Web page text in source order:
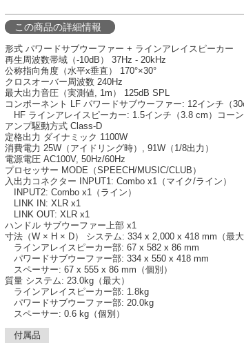
この商品の詳細情報
形式 パワードサブウーファー + ラインアレイスピーカー
再生周波数帯域（-10dB） 37Hz - 20kHz
公称指向角度（水平x垂直） 170°×30°
クロスオーバー周波数 240Hz
最大出力音圧（実測値, 1m） 125dB SPL
コンポーネント LF パワードサブウーファー: 12インチ（
HF ラインアレイスピーカー: 1.5インチ（3.8 cm）コー
アンプ駆動方式 Class-D
定格出力 ダイナミック 1100W
消費電力 25W（アイドリング時）, 91W（1/8出力）
電源電圧 AC100V, 50Hz/60Hz
プロセッサー MODE（SPEECH/MUSIC/CLUB）
入出力コネクター INPUT1: Combo x1（マイク/ライン）
INPUT2: Combo x1（ライン）
LINK IN: XLR x1
LINK OUT: XLR x1
ハンドル サブウーファー上部 x1
寸法（W × H × D） システム: 334 x 2,000 x 418 mm（最大
ラインアレイスピーカー部: 67 x 582 x 86 mm
パワードサブウーファー部: 334 x 550 x 418 mm
スペーサー: 67 x 555 x 86 mm（個別）
質量 システム: 23.0kg（最大）
ラインアレイスピーカー部: 1.8kg
パワードサブウーファー部: 20.0kg
スペーサー: 0.6 kg（個別）
付属品